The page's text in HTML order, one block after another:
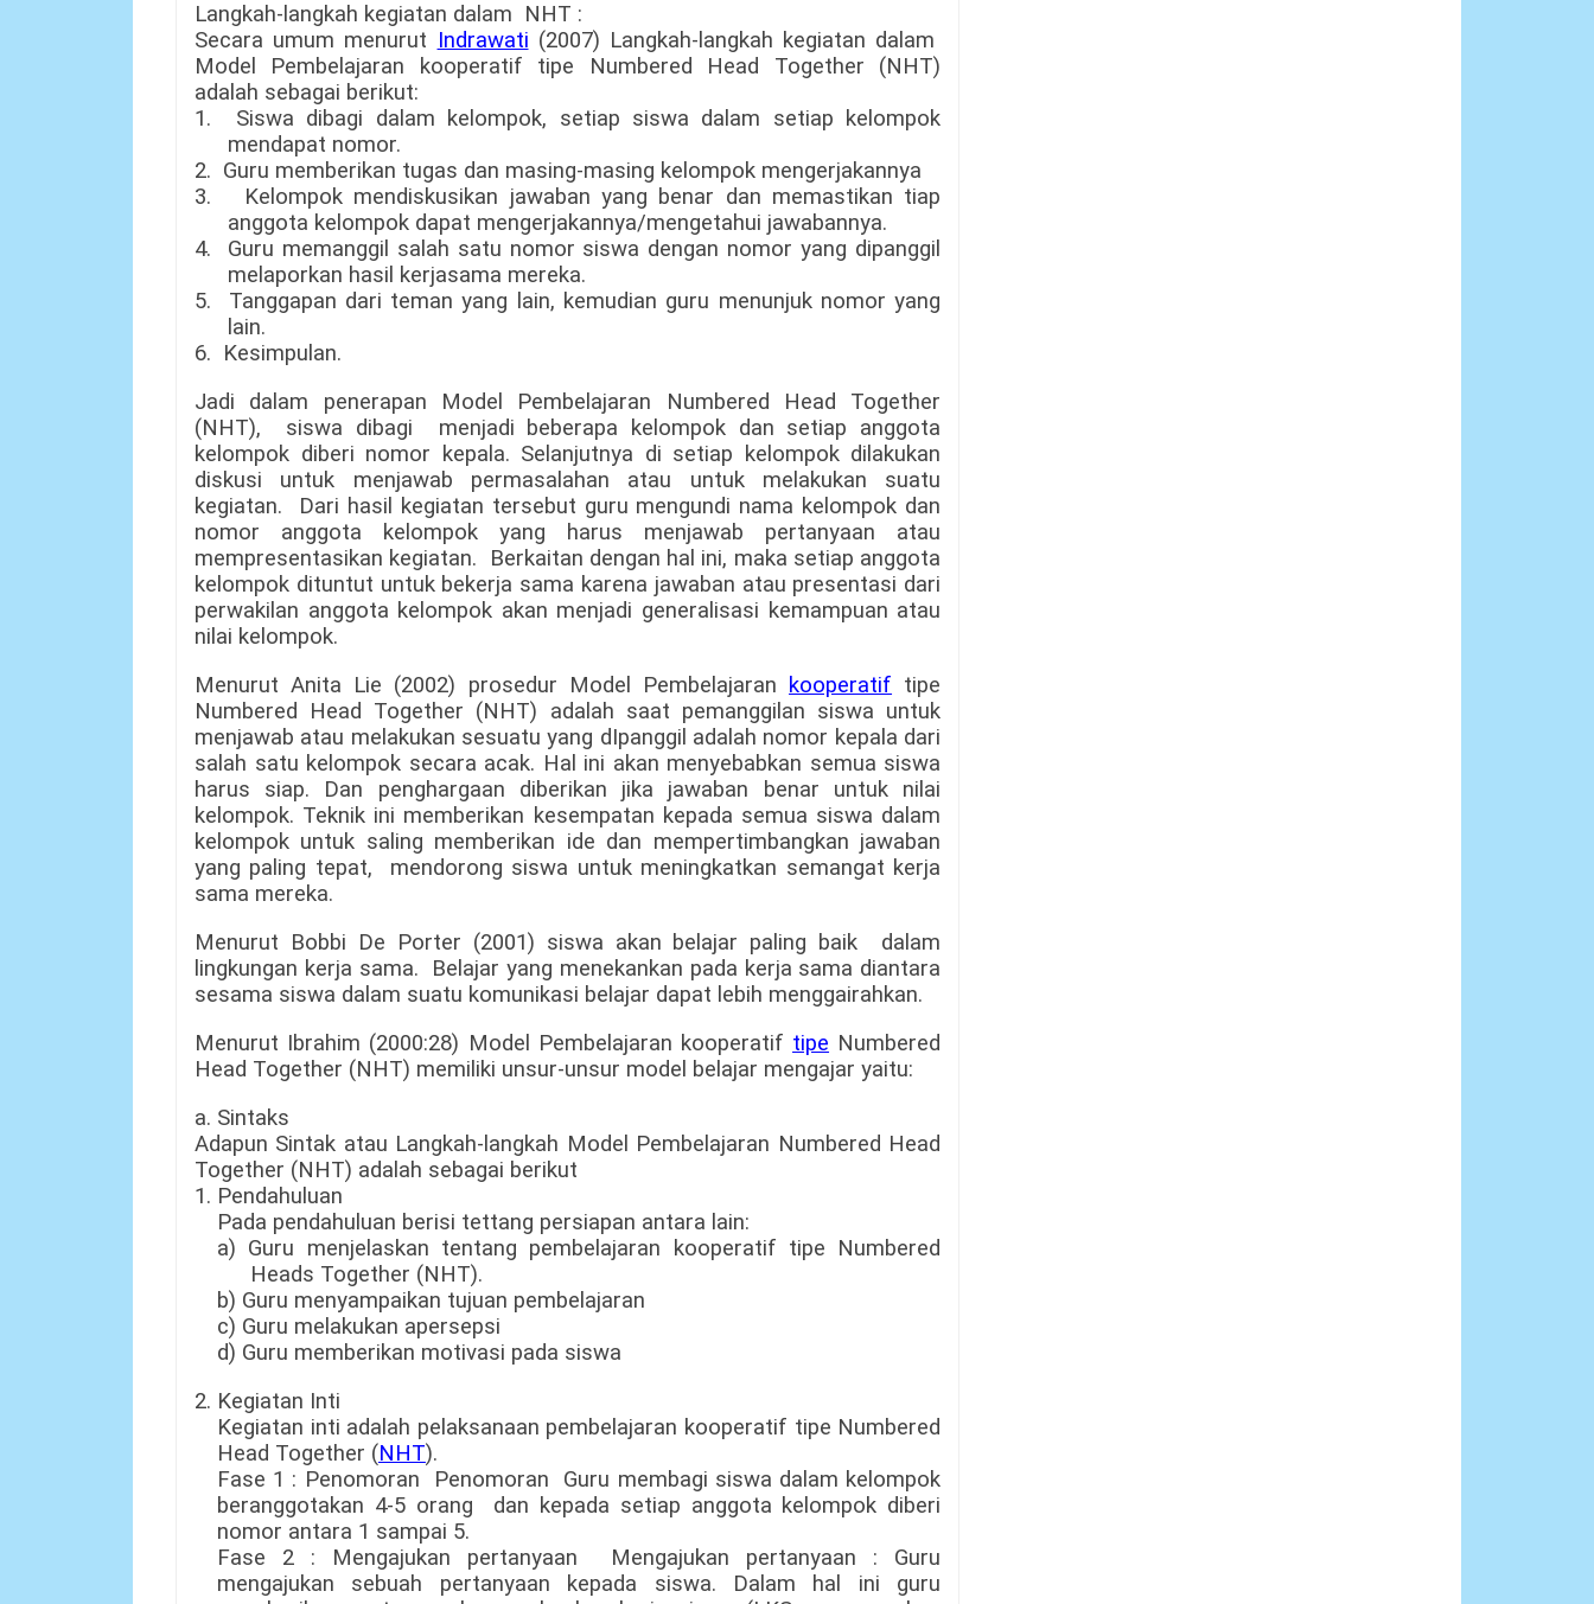
Langkah-langkah kegiatan dalam NHT :
Secara umum menurut Indrawati (2007) Langkah-langkah kegiatan dalam
Model Pembelajaran kooperatif tipe Numbered Head Together (NHT)
adalah sebagai berikut:
1. Siswa dibagi dalam kelompok, setiap siswa dalam setiap kelompok
mendapat nomor.
2. Guru memberikan tugas dan masing-masing kelompok mengerjakannya
3. Kelompok mendiskusikan jawaban yang benar dan memastikan tiap
anggota kelompok dapat mengerjakannya/mengetahui jawabannya.
4. Guru memanggil salah satu nomor siswa dengan nomor yang dipanggil
melaporkan hasil kerjasama mereka.
5. Tanggapan dari teman yang lain, kemudian guru menunjuk nomor yang
lain.
6. Kesimpulan.
Jadi dalam penerapan Model Pembelajaran Numbered Head Together
(NHT), siswa dibagi menjadi beberapa kelompok dan setiap anggota
kelompok diberi nomor kepala. Selanjutnya di setiap kelompok dilakukan
diskusi untuk menjawab permasalahan atau untuk melakukan suatu
kegiatan. Dari hasil kegiatan tersebut guru mengundi nama kelompok dan
nomor anggota kelompok yang harus menjawab pertanyaan atau
mempresentasikan kegiatan. Berkaitan dengan hal ini, maka setiap anggota
kelompok dituntut untuk bekerja sama karena jawaban atau presentasi dari
perwakilan anggota kelompok akan menjadi generalisasi kemampuan atau
nilai kelompok.
Menurut Anita Lie (2002) prosedur Model Pembelajaran kooperatif tipe
Numbered Head Together (NHT) adalah saat pemanggilan siswa untuk
menjawab atau melakukan sesuatu yang dIpanggil adalah nomor kepala dari
salah satu kelompok secara acak. Hal ini akan menyebabkan semua siswa
harus siap. Dan penghargaan diberikan jika jawaban benar untuk nilai
kelompok. Teknik ini memberikan kesempatan kepada semua siswa dalam
kelompok untuk saling memberikan ide dan mempertimbangkan jawaban
yang paling tepat, mendorong siswa untuk meningkatkan semangat kerja
sama mereka.
Menurut Bobbi De Porter (2001) siswa akan belajar paling baik dalam
lingkungan kerja sama. Belajar yang menekankan pada kerja sama diantara
sesama siswa dalam suatu komunikasi belajar dapat lebih menggairahkan.
Menurut Ibrahim (2000:28) Model Pembelajaran kooperatif tipe Numbered
Head Together (NHT) memiliki unsur-unsur model belajar mengajar yaitu:
a. Sintaks
Adapun Sintak atau Langkah-langkah Model Pembelajaran Numbered Head
Together (NHT) adalah sebagai berikut
1. Pendahuluan
Pada pendahuluan berisi tettang persiapan antara lain:
a) Guru menjelaskan tentang pembelajaran kooperatif tipe Numbered
Heads Together (NHT).
b) Guru menyampaikan tujuan pembelajaran
c) Guru melakukan apersepsi
d) Guru memberikan motivasi pada siswa
2. Kegiatan Inti
Kegiatan inti adalah pelaksanaan pembelajaran kooperatif tipe Numbered
Head Together (NHT).
Fase 1 : Penomoran Penomoran Guru membagi siswa dalam kelompok
beranggotakan 4-5 orang dan kepada setiap anggota kelompok diberi
nomor antara 1 sampai 5.
Fase 2 : Mengajukan pertanyaan Mengajukan pertanyaan : Guru
mengajukan sebuah pertanyaan kepada siswa. Dalam hal ini guru